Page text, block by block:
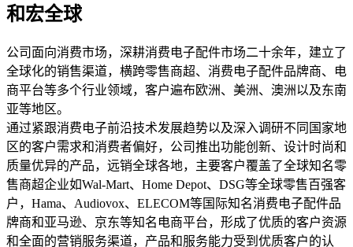
和宏全球
公司面向消费市场，深耕消费电子配件市场二十余年，建立了
全球化的销售渠道，横跨零售商超、消费电子配件品牌商、电
商平台等多个行业领域，客户遍布欧洲、美洲、澳洲以及东南
亚等地区。
通过紧跟消费电子前沿技术发展趋势以及深入调研不同国家地
区的客户需求和消费者偏好，公司推出功能创新、设计时尚和
质量优异的产品，远销全球各地，主要客户覆盖了全球知名零
售商超企业如Wal-Mart、Home Depot、DSG等全球零售百强客
户，Hama、Audiovox、ELECOM等国际知名消费电子配件品
牌商和亚马逊、京东等知名电商平台，形成了优质的客户资源
和全面的营销服务渠道，产品和服务能力受到优质客户的认